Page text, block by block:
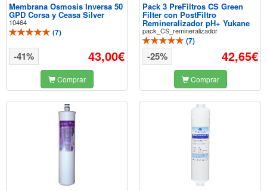
Membrana Osmosis Inversa 50
GPD Corsa y Ceasa Silver
10464
(7)
43,00€
-41%
Comprar
Pack 3 PreFiltros CS Green
Filter con PostFiltro
Remineralizador pH+ Yukane
pack_CS_remineralizador
(7)
42,65€
-25%
Comprar